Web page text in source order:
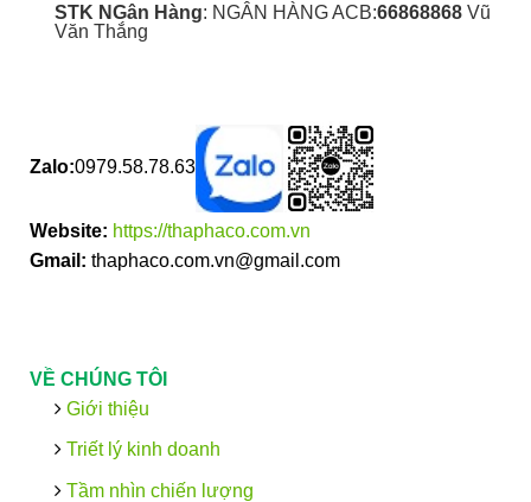
STK NGân Hàng: NGÂN HÀNG ACB:66868868Vũ
Văn Thắng
Zalo:0979.58.78.63
Website: https://thaphaco.com.vn
Gmail: thaphaco.com.vn@gmail.com
VỀ CHÚNG TÔI
Giới thiệu
Triết lý kinh doanh
Tầm nhìn chiến lượng